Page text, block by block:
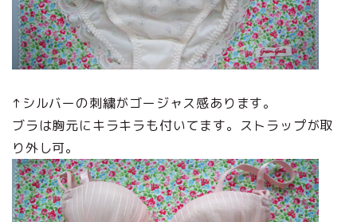
↑シルバーの刺繍がゴージャス感あります。
ブラは胸元にキラキラも付いてます。ストラップが取
り外し可。